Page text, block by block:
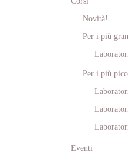
Novità!
Per i più
Per i più
Eventi